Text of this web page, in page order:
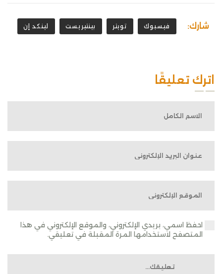
شارك: فيسبوك تويتر بينتيريست لينكد إن
اترك تعليقًا
احفظ اسمي، بريدي الإلكتروني، والموقع الإلكتروني في هذا
المتصفح لاستخدامها المرة المقبلة في تعليقي.